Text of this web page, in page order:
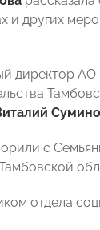
и других
директор
с
отдела